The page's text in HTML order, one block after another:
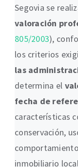
Segovia se
valoración
805/2003),
los criterios
las
determina el
fecha de
características
conservación,
inmobiliario